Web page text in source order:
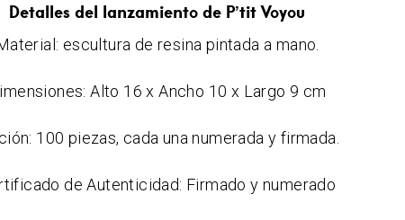
Detalles del lanzamiento de P’tit Voyou
escultura de resina pintada a mano.
Alto 16 x Ancho 10 x Largo 9 cm
100 piezas, cada una numerada y firmada.
de Autenticidad: Firmado y numerado